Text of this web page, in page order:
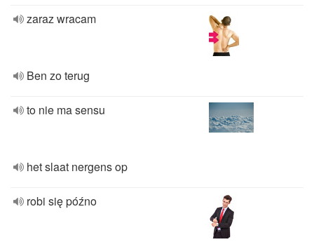
zaraz wracam
Ben zo terug
to nie ma sensu
het slaat nergens op
robi się późno